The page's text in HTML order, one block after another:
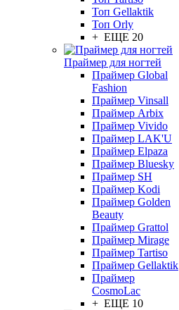
Топ Gellaktik
Топ Orly
+ ЕЩЕ 20
Праймер для ногтей
Праймер Global
Fashion
Праймер Vinsall
Праймер Arbix
Праймер Vivido
Праймер LAK'U
Праймер Elpaza
Праймер Bluesky
Праймер SH
Праймер Kodi
Праймер Golden
Beauty
Праймер Grattol
Праймер Mirage
Праймер Tartiso
Праймер Gellaktik
Праймер
CosmoLac
+ ЕЩЕ 10